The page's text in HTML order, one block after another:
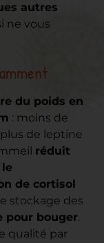
autres
ne vous
du poids en
: moins de
de leptine
réduit
le
de cortisol
stockage des
pour bouger.
qualité par